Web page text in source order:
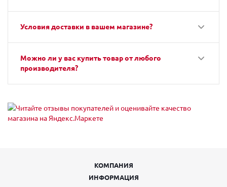
Условия доставки в вашем магазине?
Можно ли у вас купить товар от любого
производителя?
КОМПАНИЯ
ИНФОРМАЦИЯ